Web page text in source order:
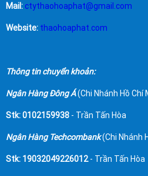
Mail: ctythaohoaphat@gmail.com
Website: thaohoaphat.com
Thông tin chuyển khoản:
Ngân Hàng Đông Á(Chi Nhánh Hồ Chí
Stk: 0102159938 - Trần Tấn Hòa
Ngân Hàng Techcombank(Chi Nhánh
Stk: 19032049226012- Trần Tấn Hòa